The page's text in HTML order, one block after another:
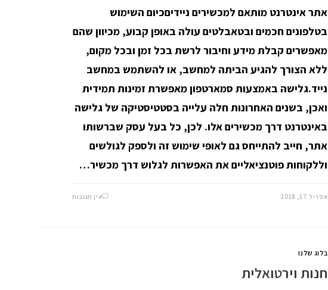
אתר אינטרנט מותאם למכשירים ניידיםכיום השימוש
בטלפונים חכמים ובטאבלטים עולה באופן קבוע, מכיוון שהם
מאפשרים קבלת מידע וחיבור לרשת בכל זמן ובכל מקום,
ללא הצורך להגיע הביתה למחשב, או להשתמש במחשב
נייד.גלישה באמצעות סמארטפון מאפשרת זמינות תמידית
ואכן, בשנים האחרונות חלה עלייה בסטטיסטיקה של גלישה
באינטרנט דרך מכשירים אלו. לכן, כל בעל עסק שברשותו
אתר, חייב להתייחס גם לאופי שימוש זה ולספק לגולשים
וללקוחות פוטנציאליים את האפשרות לגלוש דרך מכשיר…
אין תגובות אפריל 17, 2018
בלוג שלנו
חנות וירטואלית